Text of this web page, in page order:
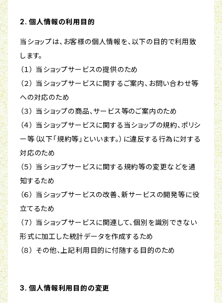
2. 個人情報の利用目的
当ショップは、お客様の個人情報を、以下の目的で利用致
します。
（１） 当ショップサービスの提供のため
（２） 当ショップサービスに関するご案内、お問い合わせ等
への対応のため
（３） 当ショップの商品、サービス等のご案内のため
（４） 当ショップサービスに関する当ショップの規約、ポリシ
ー等（以下「規約等」といいます。）に違反する行為に対する
対応のため
（５） 当ショップサービスに関する規約等の変更などを通
知するため
（６） 当ショップサービスの改善、新サービスの開発等に役
立てるため
（７） 当ショップサービスに関連して、個別を識別できない
形式に加工した統計データを作成するため
（８） その他、上記利用目的に付随する目的のため
3. 個人情報利用目的の変更